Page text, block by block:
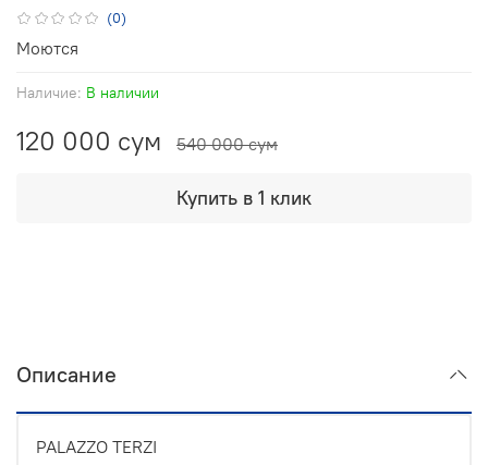
(0)
Наличие: В наличии
120 000 сум 540 000 сум
Купить в 1 клик
Моются
Описание
PALAZZO TERZI